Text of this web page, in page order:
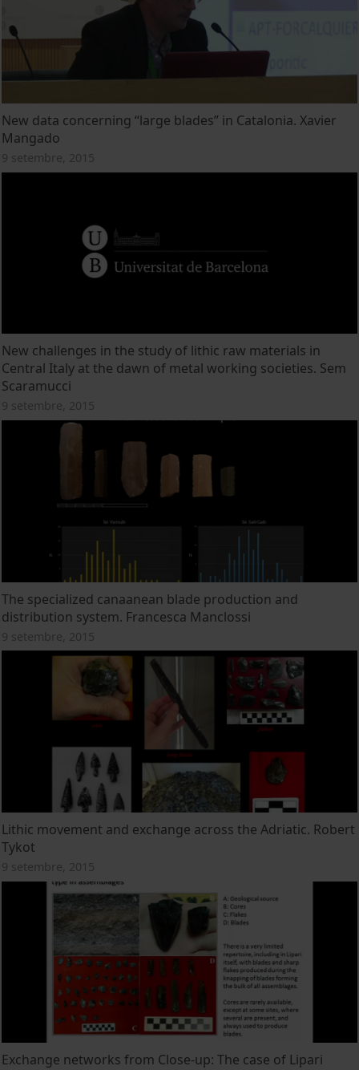
New data concerning “large blades” in Catalonia. Xavier
Mangado
9 setembre, 2015
New challenges in the study of lithic raw materials in
Central Italy at the dawn of metal working societies. Sem
Scaramucci
9 setembre, 2015
The specialized canaanean blade production and
distribution system. Francesca Manclossi
9 setembre, 2015
Lithic movement and exchange across the Adriatic. Robert
Tykot
9 setembre, 2015
Exchange networks from Close-up: The case of Lipari